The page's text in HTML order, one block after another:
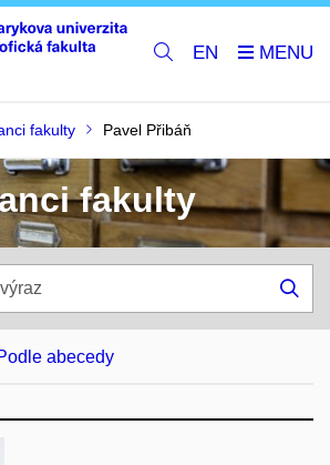
EN
fakulty Pavel Přibáň
fakulty
abecedy